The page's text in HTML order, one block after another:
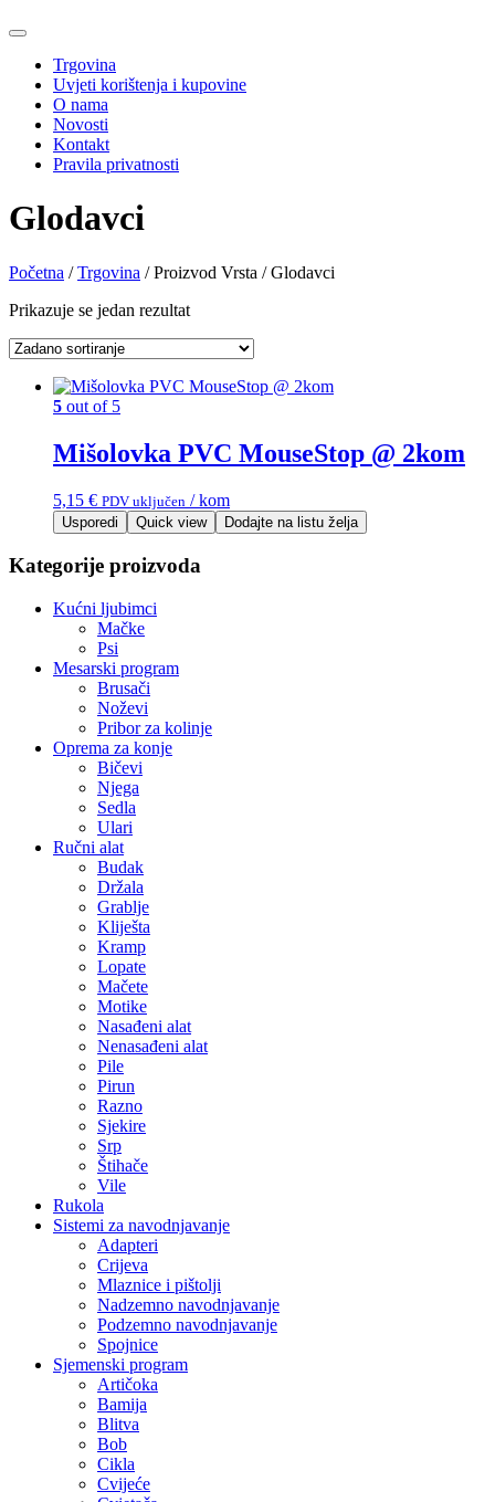
Trgovina
Uvjeti korištenja i kupovine
O nama
Novosti
Kontakt
Pravila privatnosti
Glodavci
Početna /Trgovina / Proizvod Vrsta / Glodavci
Prikazuje se jedan rezultat
5 out of 5
Mišolovka PVC MouseStop @ 2kom
5,15 € PDV uključen / kom
Usporedi Quick view Dodajte na listu želja
Kategorije proizvoda
Kućni ljubimci
Mačke
Psi
Mesarski program
Brusači
Noževi
Pribor za kolinje
Oprema za konje
Bičevi
Njega
Sedla
Ulari
Ručni alat
Budak
Držala
Grablje
Kliješta
Kramp
Lopate
Mačete
Motike
Nasađeni alat
Nenasađeni alat
Pile
Pirun
Razno
Sjekire
Srp
Štihače
Vile
Rukola
Sistemi za navodnjavanje
Adapteri
Crijeva
Mlaznice i pištolji
Nadzemno navodnjavanje
Podzemno navodnjavanje
Spojnice
Sjemenski program
Artičoka
Bamija
Blitva
Bob
Cikla
Cvijeće